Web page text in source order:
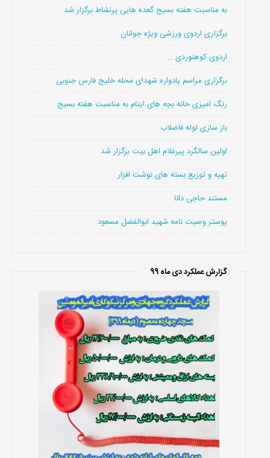
به مناسبت هفته بسیج گعده هایی پرنشاط برگزار شد
برگزاری اردوی ورزشی ویژه جوانان
اردوی کوهنوردی …
برگزاری مراسم یادواره شهدای محله خلیج فارس جنوبی
رنگ امیزی خانه بچه های ایتام به مناسبت هفته بسیج
باز سازی لوله فاضلاب
اولین سالگرد پیرغلام اهل بیت برگزار شد
تهیه و توزیع بسته های نوشت افزار
مستند حاجی دانا
پوستر وصیت نامه شهید ابوالفضل مسعود
گزارش عملکرد دی ماه 99